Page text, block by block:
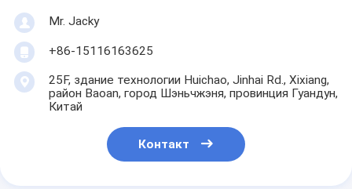
Mr. Jacky
+86-15116163625
25F, здание технологии Huichao, Jinhai Rd., Xixiang,
район Baoan, город Шэньчжэня, провинция Гуандун,
Китай
Контакт